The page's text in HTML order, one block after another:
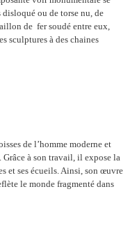
ou de torse nu, de
de fer soudé entre eux,
sculptures à des chaines
de l’homme moderne et
à son travail, il expose la
et ses écueils. Ainsi, son œuvre
le monde fragmenté dans